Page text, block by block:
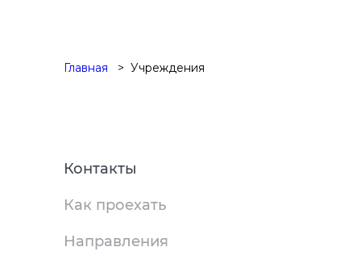
Главная Учреждения
Контакты
Как проехать
Направления